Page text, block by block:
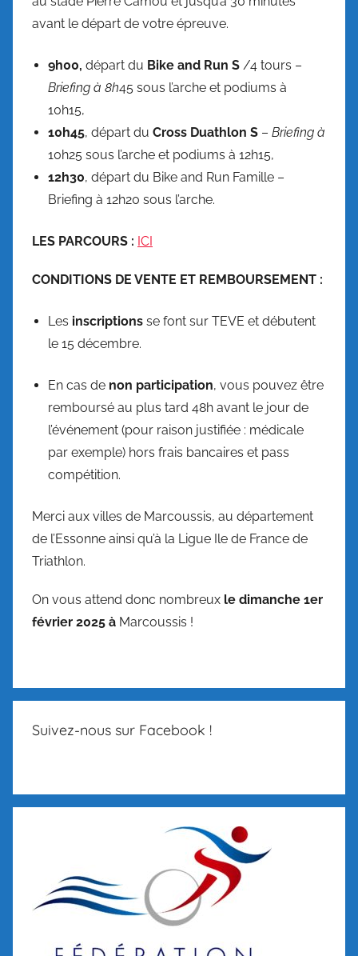
avant le départ de votre épreuve.
9h00, départ du Bike and Run S /4 tours –
Briefing à 8h45 sous l’arche et podiums à
10h15,
10h45, départ du Cross Duathlon S – Briefing à
10h25 sous l’arche et podiums à 12h15,
12h30, départ du Bike and Run Famille –
Briefing à 12h20 sous l’arche.
LES PARCOURS : ICI
CONDITIONS DE VENTE ET REMBOURSEMENT :
Les inscriptions se font sur TEVE et débutent
le 15 décembre.
En cas de non participation, vous pouvez être
remboursé au plus tard 48h avant le jour de
l’événement (pour raison justifiée : médicale
par exemple) hors frais bancaires et pass
compétition.
Merci aux villes de Marcoussis, au département
de l’Essonne ainsi qu’à la Ligue Ile de France de
Triathlon.
On vous attend donc nombreux le dimanche 1er
février 2025 à Marcoussis !
Suivez-nous sur Facebook !